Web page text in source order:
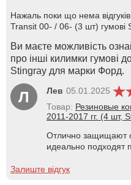
Нажаль поки що нема
Transit 00- / 06- (3 шт) гумові
Ви маєте можливість
про інші килимки гумові
Stingray для марки Форд.
Л Лев 05.01.2025
Товар: Резиновые
2011-2017 гг. (4 шт,
Отлично защищают
идеально подходят
Залиште відгук